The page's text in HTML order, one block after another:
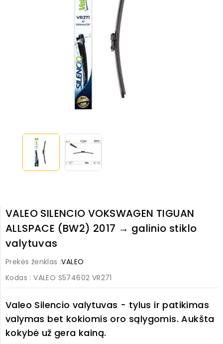
VALEO SILENCIO VOKSWAGEN TIGUAN
ALLSPACE (BW2) 2017 → galinio stiklo
valytuvas
Prekės ženklas :VALEO
Kodas : VALEO S574602 VR271
Valeo Silencio valytuvas - tylus ir patikimas
valymas bet kokiomis oro sąlygomis. Aukšta
kokybė už gera kainą.